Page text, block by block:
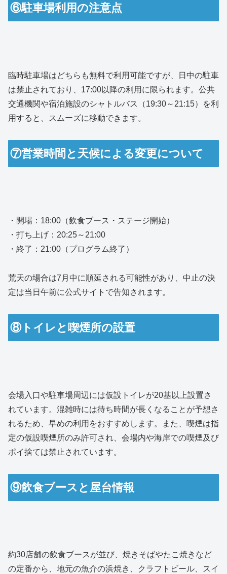
⑥駐車場利用の注意点
臨時駐車場はどちらも無料で利用可能ですが、日中の駐車
は禁止されており、17:00以降の利用に限られます。公共
交通機関や宿泊施設のシャトルバス（19:30～21:15）を利
用すると、スムーズに移動できます。
⑦営業時間と天候による変更について
・開場：18:00（飲食ブース・ステージ開始）
・打ち上げ：20:25～21:00
・終了：21:00（プログラム終了）
荒天の場合は7月中に順延される可能性があり、中止の決
定は当日午前に公式サイトで告知されます。
⑧トイレと喫煙所の設置
会場入口や駐車場周辺には仮設トイレが20基以上設置さ
れています。混雑時には待ち時間が長くなることが予想さ
れるため、早めの利用をおすすめします。また、喫煙は指
定の仮設喫煙所のみ許可され、会場内や海岸での喫煙及び
ポイ捨ては禁止されています。
⑨飲食ブースと屋台情報
約30店舗の飲食ブースが並び、焼きそばやたこ焼きなど
の定番から、地元の魚介の浜焼き、クラフトビール、スイ